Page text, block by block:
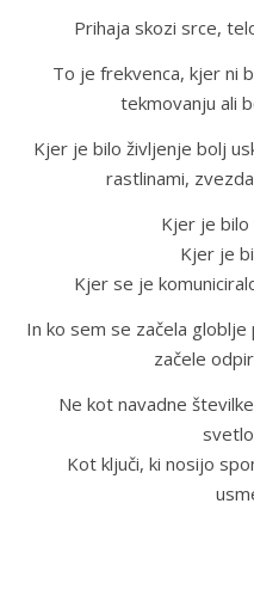
Prihaja skozi srce,
To je frekvenca, kjer ni
tekmovanju ali
Kjer je bilo življenje bolj
rastlinami,
Kjer je bilo
Kjer je
Kjer se je
In ko sem se začela
začele
Ne kot navadne
Kot ključi, ki nosijo